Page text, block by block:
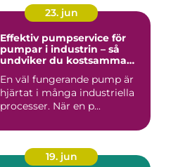
23. jun
Effektiv pumpservice för
pumpar i industrin – så
undviker du kostsamma
En väl fungerande pump är
hjärtat i många industriella
processer. När en p...
19. jun